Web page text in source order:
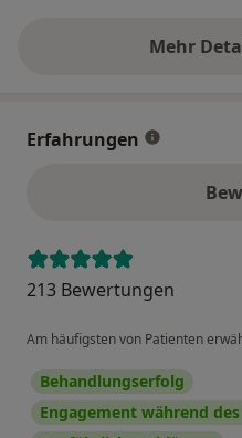
Mehr
Erfahrungen
213 Bewertungen
Am häufigsten von Patienten
Behandlungserfolg
Engagement während